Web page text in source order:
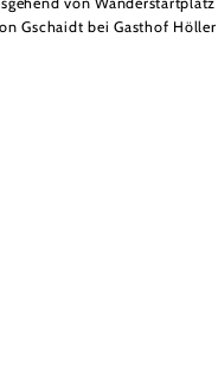
Gschaidt bei Gasthof Höller